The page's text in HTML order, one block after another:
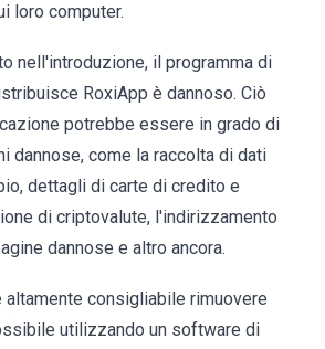
loro computer.
nell'introduzione, il programma di
RoxiApp è dannoso. Ciò
potrebbe essere in grado di
dannose, come la raccolta di dati
dettagli di carte di credito e
di criptovalute, l'indirizzamento
dannose e altro ancora.
altamente consigliabile rimuovere
utilizzando un software di